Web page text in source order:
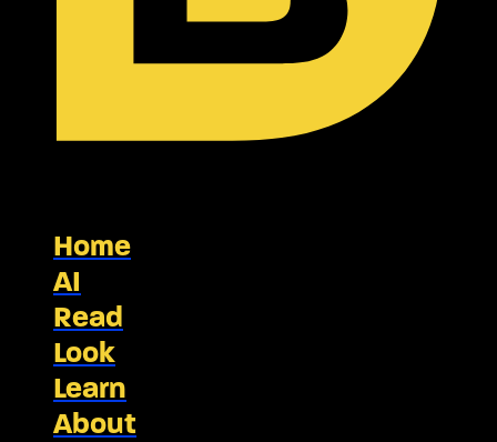
Home
AI
Read
Look
Learn
About